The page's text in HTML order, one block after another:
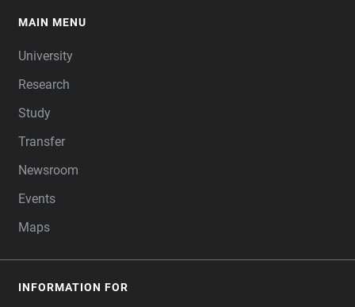
MAIN MENU
University
Research
Study
Transfer
Newsroom
Events
Maps
INFORMATION FOR